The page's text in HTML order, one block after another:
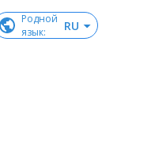
Родной
язык: RU